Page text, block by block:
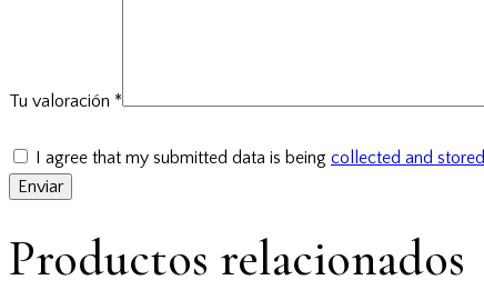
Tu valoración *
I agree that my submitted data is being collected and stored
Productos relacionados